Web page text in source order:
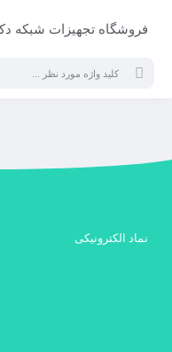
فروشگاه تجهیزات شبکه
نماد الکترونیکی